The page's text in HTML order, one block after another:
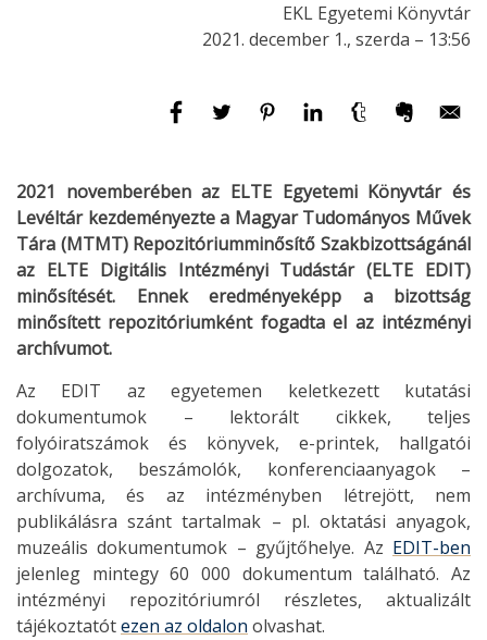
EKL Egyetemi Könyvtár
2021. december 1., szerda – 13:56
2021 novemberében az ELTE Egyetemi Könyvtár és
Levéltár kezdeményezte a Magyar Tudományos Művek
Tára (MTMT) Repozitóriumminősítő Szakbizottságánál
az ELTE Digitális Intézményi Tudástár (ELTE EDIT)
minősítését. Ennek eredményeképp a bizottság
minősített repozitóriumként fogadta el az intézményi
archívumot.
Az EDIT az egyetemen keletkezett kutatási
dokumentumok – lektorált cikkek, teljes
folyóiratszámok és könyvek, e-printek, hallgatói
dolgozatok, beszámolók, konferenciaanyagok –
archívuma, és az intézményben létrejött, nem
publikálásra szánt tartalmak – pl. oktatási anyagok,
muzeális dokumentumok – gyűjtőhelye. Az EDIT-ben
jelenleg mintegy 60 000 dokumentum található. Az
intézményi repozitóriumról részletes, aktualizált
tájékoztatótezen az oldalon olvashat.